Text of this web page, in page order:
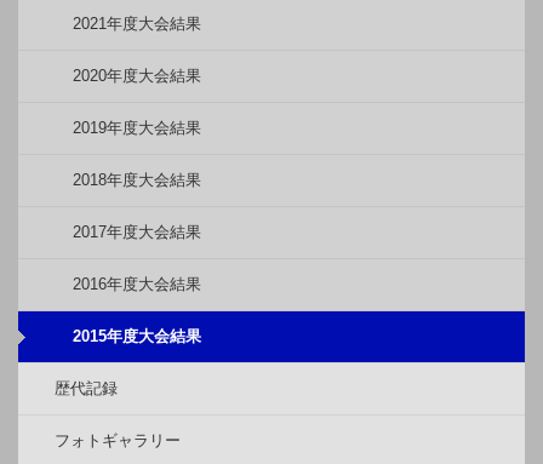
2021年度大会結果
2020年度大会結果
2019年度大会結果
2018年度大会結果
2017年度大会結果
2016年度大会結果
2015年度大会結果
歴代記録
フォトギャラリー